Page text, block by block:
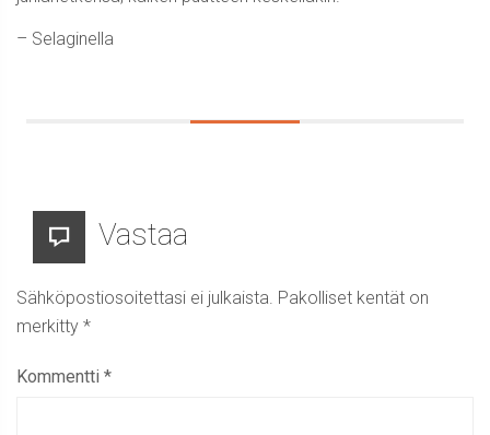
– Selaginella
Vastaa
Sähköpostiosoitettasi ei julkaista. Pakolliset kentät on
merkitty *
Kommentti *